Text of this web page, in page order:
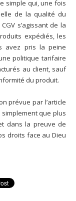
simple qui, une fois
de la qualité du
s’agissant de la
expédiés, les
avez pris la peine
politique tarifaire
au client, sauf
du produit.
prévue par l’article
simplement que plus
dans la preuve de
droits face au Dieu